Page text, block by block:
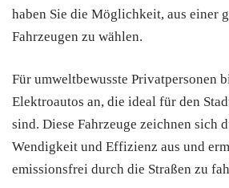
haben Sie die Möglichkeit, aus einer
Fahrzeugen zu wählen.
Für umweltbewusste Privatpersonen
Elektroautos an, die ideal für den
sind. Diese Fahrzeuge zeichnen sich
Wendigkeit und Effizienz aus und
emissionsfrei durch die Straßen zu